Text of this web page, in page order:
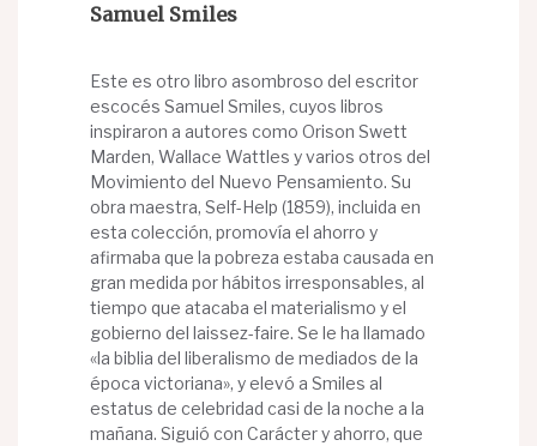
Samuel Smiles
Este es otro libro asombroso del escritor
escocés Samuel Smiles, cuyos libros
inspiraron a autores como Orison Swett
Marden, Wallace Wattles y varios otros del
Movimiento del Nuevo Pensamiento. Su
obra maestra, Self-Help (1859), incluida en
esta colección, promovía el ahorro y
afirmaba que la pobreza estaba causada en
gran medida por hábitos irresponsables, al
tiempo que atacaba el materialismo y el
gobierno del laissez-faire. Se le ha llamado
«la biblia del liberalismo de mediados de la
época victoriana», y elevó a Smiles al
estatus de celebridad casi de la noche a la
mañana. Siguió con Carácter y ahorro, que